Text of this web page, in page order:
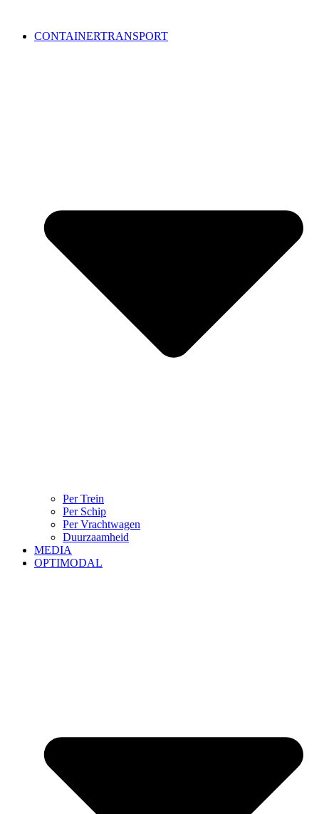
CONTAINERTRANSPORT
Per Trein
Per Schip
Per Vrachtwagen
Duurzaamheid
MEDIA
OPTIMODAL